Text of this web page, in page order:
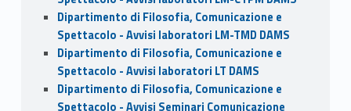
Dipartimento di Filosofia, Comunicazione e
Spettacolo - Avvisi laboratori LM-TMD DAMS
Dipartimento di Filosofia, Comunicazione e
Spettacolo - Avvisi laboratori LT DAMS
Dipartimento di Filosofia, Comunicazione e
Spettacolo - Avvisi Seminari Comunicazione